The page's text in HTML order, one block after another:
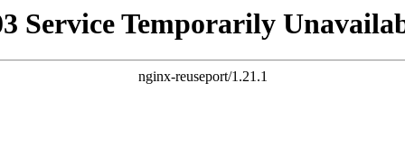
Service Temporarily
nginx-reuseport/1.21.1